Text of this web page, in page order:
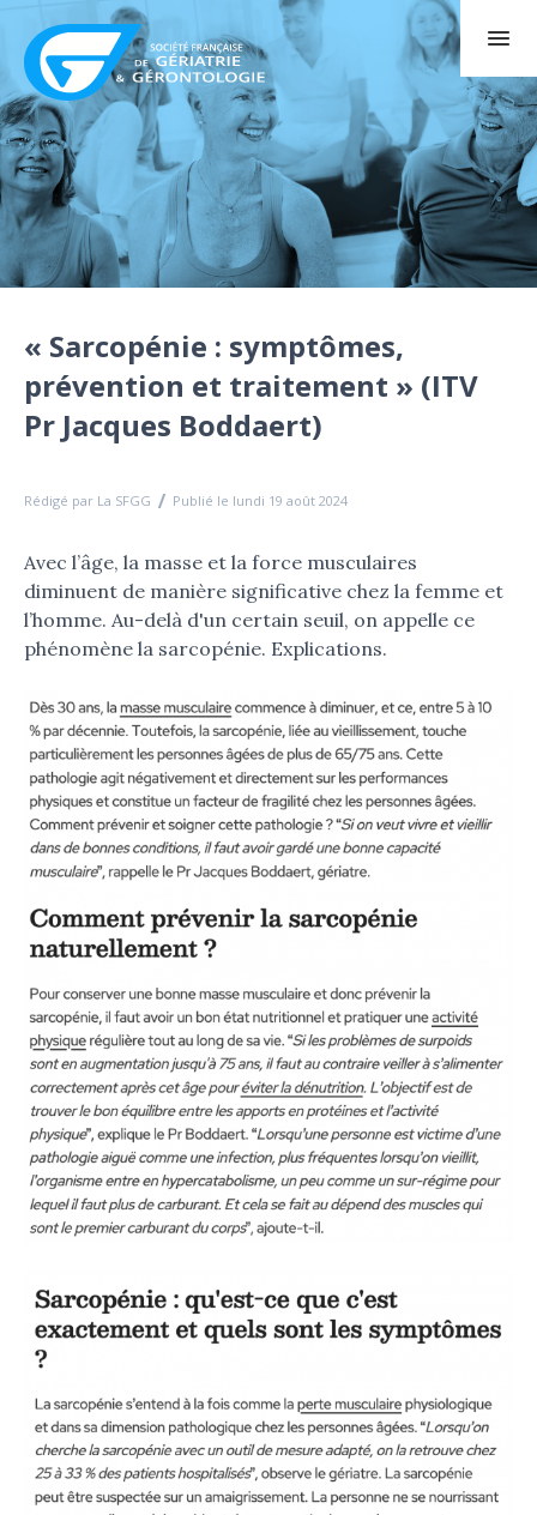
« Sarcopénie : symptômes,
prévention et traitement » (ITV
Pr Jacques Boddaert)
Rédigé par La SFGG Publié le lundi 19 août 2024
Avec l’âge, la masse et la force musculaires
diminuent de manière significative chez la femme et
l’homme. Au-delà d'un certain seuil, on appelle ce
phénomène la sarcopénie. Explications.